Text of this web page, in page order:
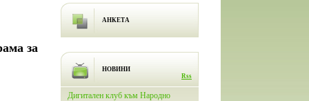
за
АНКЕТА
НОВИНИ
Rss
Дигитален клуб към Народно